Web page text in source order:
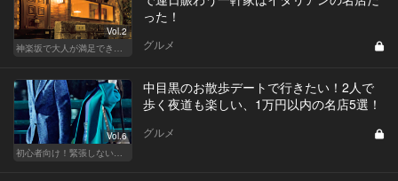
Vol.2
った！
グルメ
Vol.6
中目黒のお散歩デートで行きたい！2人で
歩く夜道も楽しい、1万円以内の名店5選！
グルメ